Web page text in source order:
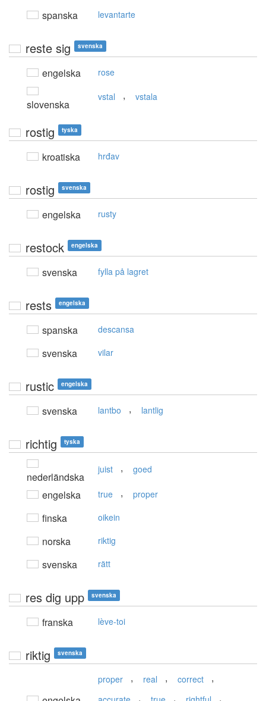
spanska levantarte
reste sig svenska
engelska rose
slovenska
vstal , vstala
rostig tyska
kroatiska hrđav
rostig svenska
engelska rusty
restock engelska
svenska fylla på lagret
rests engelska
spanska descansa
svenska vilar
rustic engelska
svenska lantbo , lantlig
richtig tyska
nederländska
juist , goed
engelska true , proper
finska oikein
norska riktig
svenska rätt
res dig upp svenska
franska lève-toi
riktig svenska
proper , real , correct ,
, , ,